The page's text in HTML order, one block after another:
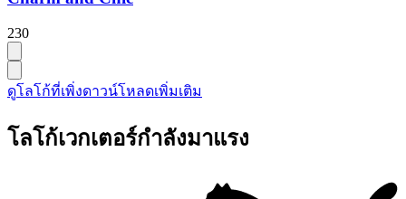
230
ดูโลโก้ที่เพิ่งดาวน์โหลดเพิ่มเติม
โลโก้เวกเตอร์กำลังมาแรง